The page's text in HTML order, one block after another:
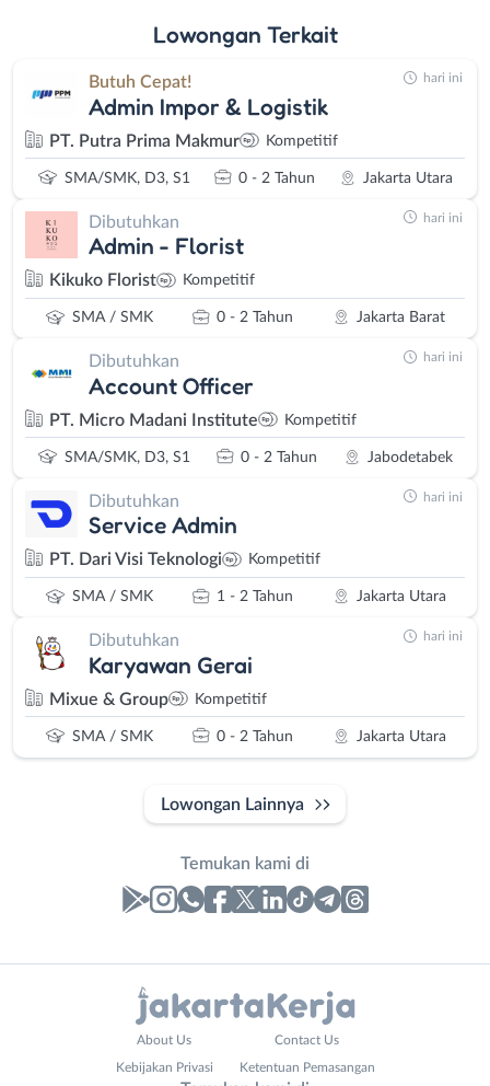
Lowongan Terkait
Butuh Cepat!
Admin Impor & Logistik
PT. Putra Prima Makmur Kompetitif
SMA/SMK, D3, S1 0 - 2 Tahun Jakarta Utara
hari ini
Dibutuhkan
Admin - Florist
Kikuko Florist Kompetitif
SMA / SMK 0 - 2 Tahun Jakarta Barat
hari ini
Dibutuhkan
Account Officer
PT. Micro Madani Institute Kompetitif
SMA/SMK, D3, S1 0 - 2 Tahun Jabodetabek
hari ini
Dibutuhkan
Service Admin
PT. Dari Visi Teknologi Kompetitif
SMA / SMK 1 - 2 Tahun Jakarta Utara
hari ini
Dibutuhkan
Karyawan Gerai
Mixue & Group Kompetitif
SMA / SMK 0 - 2 Tahun Jakarta Utara
hari ini
Lowongan Lainnya
Temukan kami di
About Us Contact Us
Kebijakan Privasi Ketentuan Pemasangan